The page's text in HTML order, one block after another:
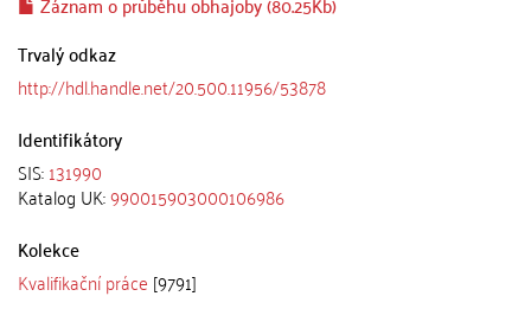
Trvalý odkaz
http://hdl.handle.net/20.500.11956/53878
Identifikátory
SIS:131990
Katalog UK:990015903000106986
Kolekce
Kvalifikační práce [9791]